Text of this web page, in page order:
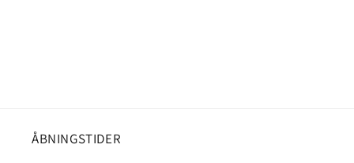
ÅBNINGSTIDER